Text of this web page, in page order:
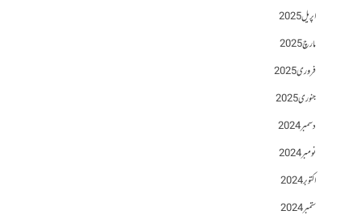
اپریل 2025
مارچ 2025
فروری 2025
جنوری 2025
دسمبر 2024
نومبر 2024
اکتوبر 2024
ستمبر 2024